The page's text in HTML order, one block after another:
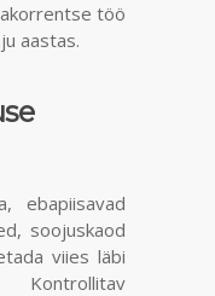
töö
aastas.
ebapiisavad
soojuskaod
viies läbi
Kontrollitav